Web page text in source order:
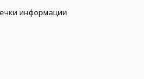
информации